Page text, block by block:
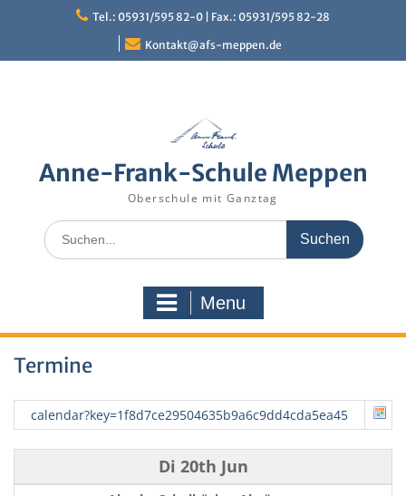
Tel.: 05931/595 82-0 | Fax.: 05931/595 82-28
Kontakt@afs-meppen.de
Anne-Frank-Schule Meppen
Oberschule mit Ganztag
Search
for:
Menu
Termine
calendar?key=1f8d7ce29504635b9a6c9dd4cda5ea45
Di 20th Jun